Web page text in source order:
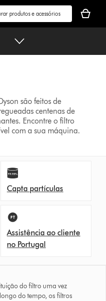
seu
cesto
são feitos de
centenas de
Encontre o filtro
com a sua máquina.
Capta partículas
Assistência ao cliente
no Portugal
do filtro uma vez
do tempo, os filtros